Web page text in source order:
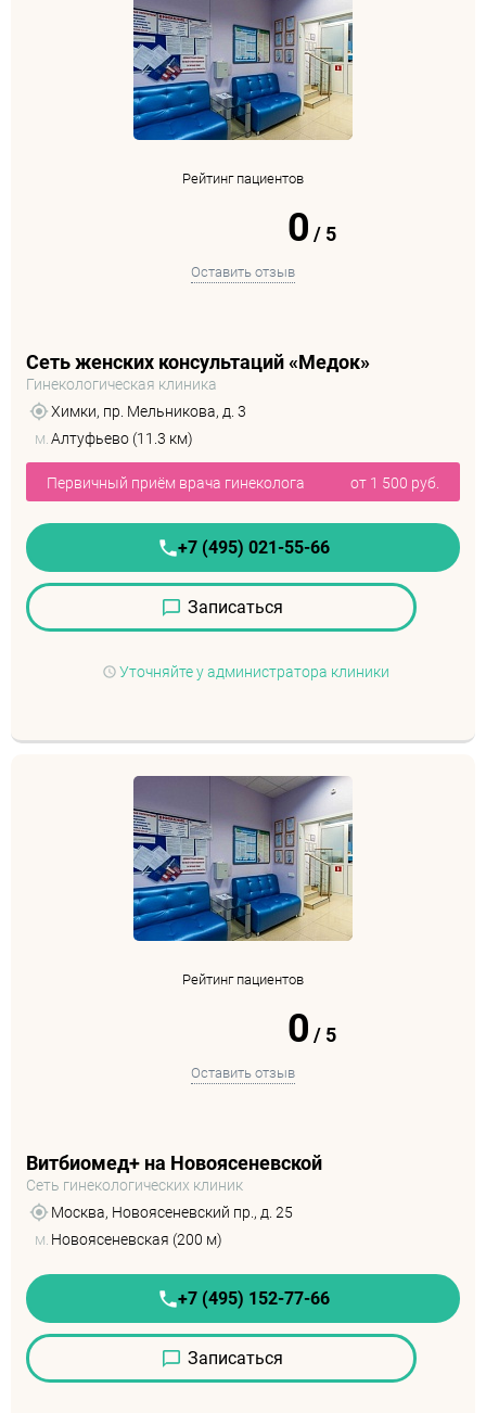
Рейтинг пациентов
0 / 5
Оставить отзыв
Сеть женских консультаций «Медок»
Гинекологическая клиника
Химки, пр. Мельникова, д. 3
м. Алтуфьево (11.3 км)
Первичный приём врача гинеколога от 1 500 руб.
+7 (495) 021-55-66
Записаться
Уточняйте у администратора клиники
Рейтинг пациентов
0 / 5
Оставить отзыв
Витбиомед+ на Новоясеневской
Сеть гинекологических клиник
Москва, Новоясеневский пр., д. 25
м. Новоясеневская (200 м)
+7 (495) 152-77-66
Записаться